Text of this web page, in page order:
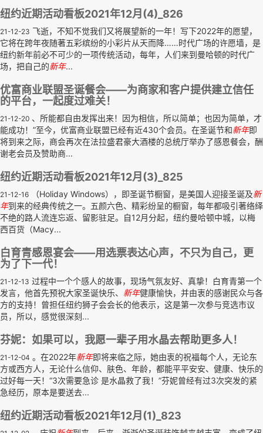
纽约近期活动看板2021年12月(4)_826
21-12-23 飞逝，不知不觉我们又将展望新的一年！写下2022年的愿望，
它将在跨年夜随著五彩缤纷的小彩片从天而降……时代广场的许愿墙，是
纽约新年前必不可少的一项传统活动，每年，人们来到曼哈顿的时代广
场，把自己的新年...
优富商业联盟圣诞餐会——为商家和客户提供建立信任
的平台，一起度过难关！
21-12-20 、所能都自由发挥出来！因为相信，所以简单；也因为简单，才
能成功！”至今，优富商业联盟已经有近430个会员。在圣诞节和新年即
将到来之际，商会再次在法拉盛君豪大酒楼的总统厅举办了感恩餐会，酬
谢老会员及赞助商...
纽约近期活动看板2021年12月(3)_825
21-12-16 （Holiday Windows），即圣诞节橱窗，是美国人迎接圣诞及新
年到来的经典传统之一。五颜六色、精彩纷呈的橱窗，每年都吸引著络绎
不绝的路人流连忘返、留影驻足。自12月分起，纽约曼哈顿中城，以梅
西百货（Macy...
白育青感恩宴会——用选票表达心声，不只为自己，更
为了下一代！
21-12-13 过程中一个个感人的故事，现场气氛友好、真挚！白育青第一个
发言，他首先预祝大家圣诞快乐、 新年健康愉快，并由衷的感谢民众与各
方的支持！曾担任纽约狮子会会长的他表示，这是第一次参与竞选市议
员，所以，感觉很深刻...
芬妮：如果可以，我愿一辈子用水晶去帮助更多人！
21-12-04 。在2022年新年即将来临之际，她由衷的祝福每个人，无论东
方或西方人，无论什么信仰、肤色、年龄，都能平平安安、健康、快乐的
过好每一天！“3次需要急诊 是水晶救了我！”芬妮曾经有过3次突发的紧
急经历，原本是要送去...
纽约近期活动看板2021年12月(1)_823